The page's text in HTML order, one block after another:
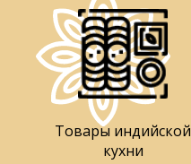
Товары индийской
кухни